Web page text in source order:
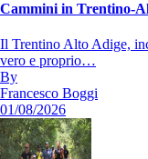
Cammini in Trentino-
Il Trentino Alto Adige,
vero e proprio…
By
Francesco Boggi
01/08/2026